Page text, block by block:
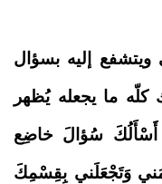
ويتشفع إليه بسؤال
كلّه ما يجعله يُظهر
أَسْأَلُكَ سُؤالَ خاضِع
وَتَجْعَلَني بِقِسْمِكَ